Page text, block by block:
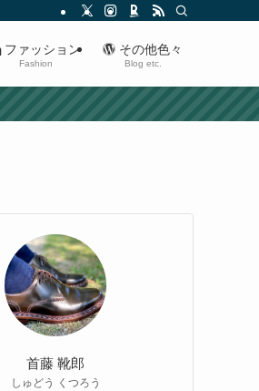
ファッション
Fashion
その他色々
Blog etc.
首藤 靴郎
しゅどう くつろう